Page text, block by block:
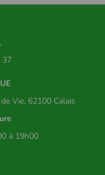
37
Vie, 62100 Calais
à 19h00